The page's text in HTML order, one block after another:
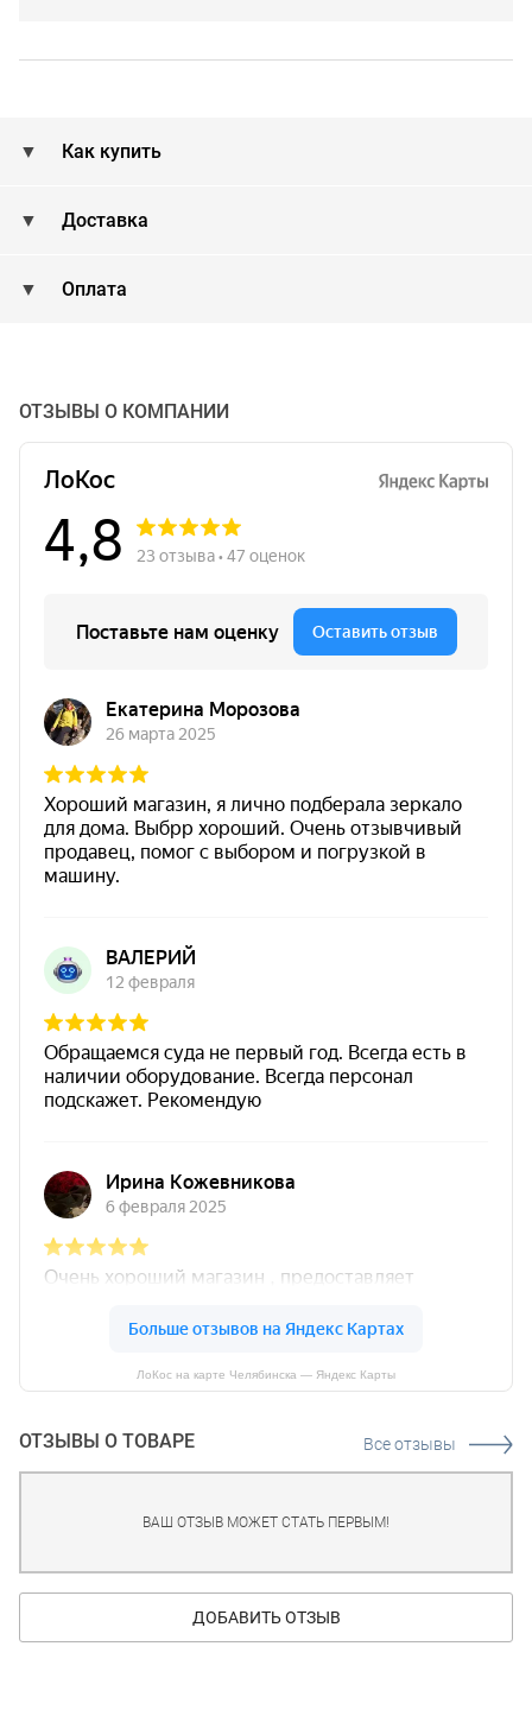
Как купить
Доставка
Оплата
ОТЗЫВЫ О КОМПАНИИ
ЛоКос на карте Челябинска — Яндекс Карты
ОТЗЫВЫ О ТОВАРЕ Все отзывы
ВАШ ОТЗЫВ МОЖЕТ СТАТЬ ПЕРВЫМ!
ДОБАВИТЬ ОТЗЫВ